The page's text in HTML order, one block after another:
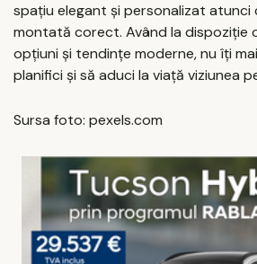
spațiu elegant și personalizat atunci
montată corect. Având la dispoziție
opțiuni și tendințe moderne, nu îți
planifici și să aduci la viață viziunea
Sursa foto: pexels.com